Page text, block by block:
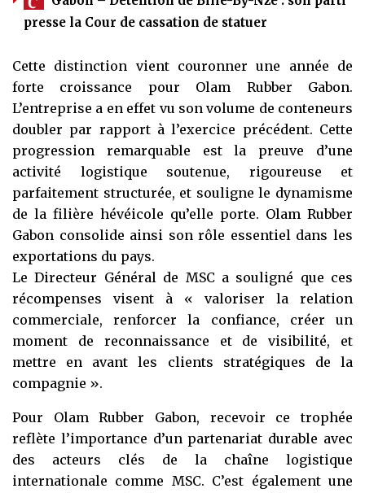
presse la Cour de cassation de statuer
Cette distinction vient couronner une année de
forte croissance pour Olam Rubber Gabon.
L’entreprise a en effet vu son volume de conteneurs
doubler par rapport à l’exercice précédent. Cette
progression remarquable est la preuve d’une
activité logistique soutenue, rigoureuse et
parfaitement structurée, et souligne le dynamisme
de la filière hévéicole qu’elle porte. Olam Rubber
Gabon consolide ainsi son rôle essentiel dans les
exportations du pays.
Le Directeur Général de MSC a souligné que ces
récompenses visent à « valoriser la relation
commerciale, renforcer la confiance, créer un
moment de reconnaissance et de visibilité, et
mettre en avant les clients stratégiques de la
compagnie ».
Pour Olam Rubber Gabon, recevoir ce trophée
reflète l’importance d’un partenariat durable avec
des acteurs clés de la chaîne logistique
internationale comme MSC. C’est également une